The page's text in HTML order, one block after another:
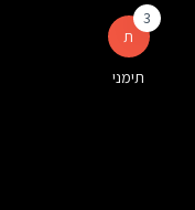
ת
3
תימני